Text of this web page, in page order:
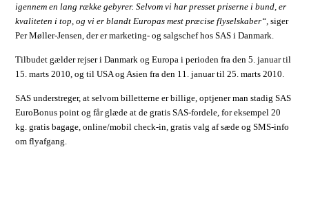
igennem en lang række gebyrer. Selvom vi har presset priserne i bund, er
kvaliteten i top, og vi er blandt Europas mest præcise flyselskaber“, siger
Per Møller-Jensen, der er marketing- og salgschef hos SAS i Danmark.
Tilbudet gælder rejser i Danmark og Europa i perioden fra den 5. januar til
15. marts 2010, og til USA og Asien fra den 11. januar til 25. marts 2010.
SAS understreger, at selvom billetterne er billige, optjener man stadig SAS
EuroBonus point og får glæde at de gratis SAS-fordele, for eksempel 20
kg. gratis bagage, online/mobil check-in, gratis valg af sæde og SMS-info
om flyafgang.